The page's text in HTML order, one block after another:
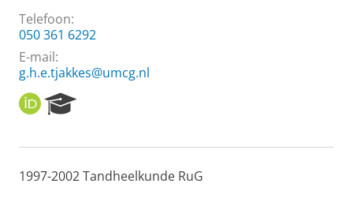
Telefoon:
050 361 6292
E-mail:
g.h.e.tjakkes@umcg.nl
O
R
I
e
r
1997-2002 Tandheelkunde RuG